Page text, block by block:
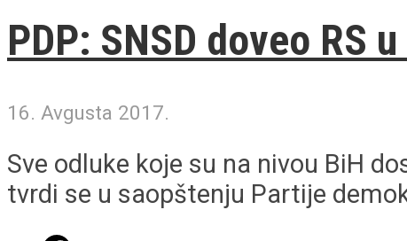
PDP: SNSD doveo RS
16. Avgusta 2017.
Sve odluke koje su na nivou BiH
tvrdi se u saopštenju Partije